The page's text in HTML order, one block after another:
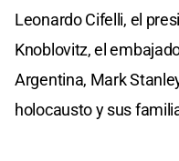
Leonardo Cifelli, el
Knoblovitz, el
Argentina, Mark
holocausto y sus